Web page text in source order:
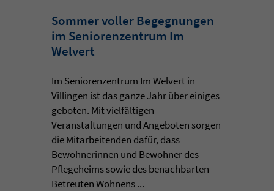
Sommer voller Begegnungen
im Seniorenzentrum Im
Welvert
Im Seniorenzentrum Im Welvert in
Villingen ist das ganze Jahr über einiges
geboten. Mit vielfältigen
Veranstaltungen und Angeboten sorgen
die Mitarbeitenden dafür, dass
Bewohnerinnen und Bewohner des
Pflegeheims sowie des benachbarten
Betreuten Wohnens ...